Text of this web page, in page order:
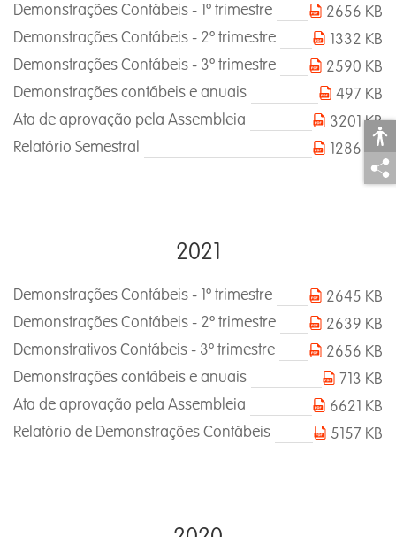
Demonstrações Contábeis - 1º trimestre
2656 KB
Demonstrações Contábeis - 2º trimestre
1332 KB
Demonstrações Contábeis - 3º trimestre
2590 KB
Demonstrações contábeis e anuais
497 KB
Ata de aprovação pela Assembleia
3201 KB
Relatório Semestral
1286 KB
2021
Demonstrações Contábeis - 1º trimestre
2645 KB
Demonstrações Contábeis - 2º trimestre
2639 KB
Demonstrativos Contábeis - 3º trimestre
2656 KB
Demonstrações contábeis e anuais
713 KB
Ata de aprovação pela Assembleia
6621 KB
Relatório de Demonstrações Contábeis
5157 KB